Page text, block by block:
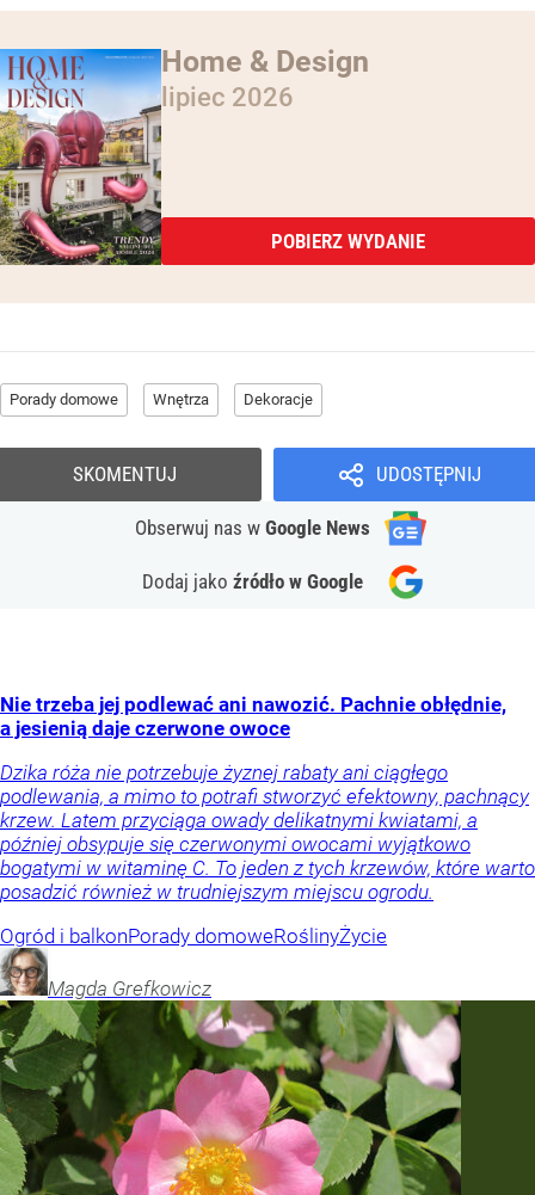
Home & Design
lipiec 2026
POBIERZ WYDANIE
Porady domowe Wnętrza Dekoracje
UDOSTĘPNIJ
Obserwuj nas w Google News
Dodaj jako źródło w Google
SKOMENTUJ
Nie trzeba jej podlewać ani nawozić. Pachnie obłędnie,
a jesienią daje czerwone owoce
Dzika róża nie potrzebuje żyznej rabaty ani ciągłego
podlewania, a mimo to potrafi stworzyć efektowny, pachnący
krzew. Latem przyciąga owady delikatnymi kwiatami, a
później obsypuje się czerwonymi owocami wyjątkowo
bogatymi w witaminę C. To jeden z tych krzewów, które warto
posadzić również w trudniejszym miejscu ogrodu.
Ogród i balkonPorady domoweRoślinyŻycie
Magda Grefkowicz